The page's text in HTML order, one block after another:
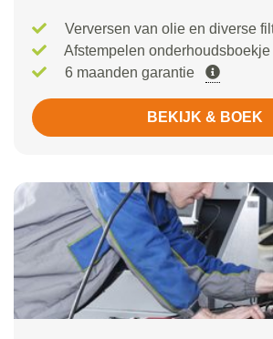
Verversen van olie en diverse
Afstempelen onderhoudsboekje
6 maanden garantie
BEKIJK & BOEK